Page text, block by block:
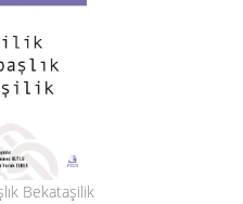
Bekataşilik